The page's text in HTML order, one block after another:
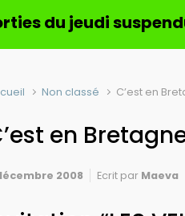
du jeudi
Non classé C’est en
en
2008 Ecrit par Maeva